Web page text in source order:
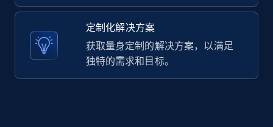
URL, ID, User id, Use url, Title, Headline, Post
text, Date posted, and more.
11.3K+ 1.5K+ 注册使用
定制化解决方案
获取量身定制的解决方案，以满足
独特的需求和目标。